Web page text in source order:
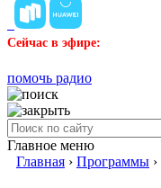
Сейчас в эфире:
помочь радио
Главное меню
Главная › Программы ›